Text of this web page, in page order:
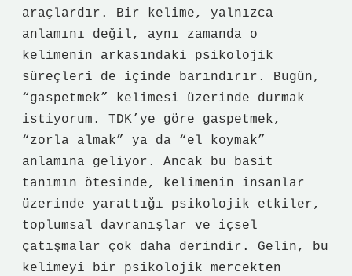
araçlardır. Bir kelime, yalnızca
anlamını değil, aynı zamanda o
kelimenin arkasındaki psikolojik
süreçleri de içinde barındırır. Bugün,
“gaspetmek” kelimesi üzerinde durmak
istiyorum. TDK’ye göre gaspetmek,
“zorla almak” ya da “el koymak”
anlamına geliyor. Ancak bu basit
tanımın ötesinde, kelimenin insanlar
üzerinde yarattığı psikolojik etkiler,
toplumsal davranışlar ve içsel
çatışmalar çok daha derindir. Gelin, bu
kelimeyi bir psikolojik mercekten